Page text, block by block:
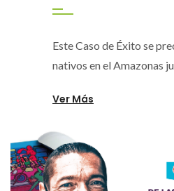
Este Caso de Éxito se
nativos en el Amazonas
Ver Más